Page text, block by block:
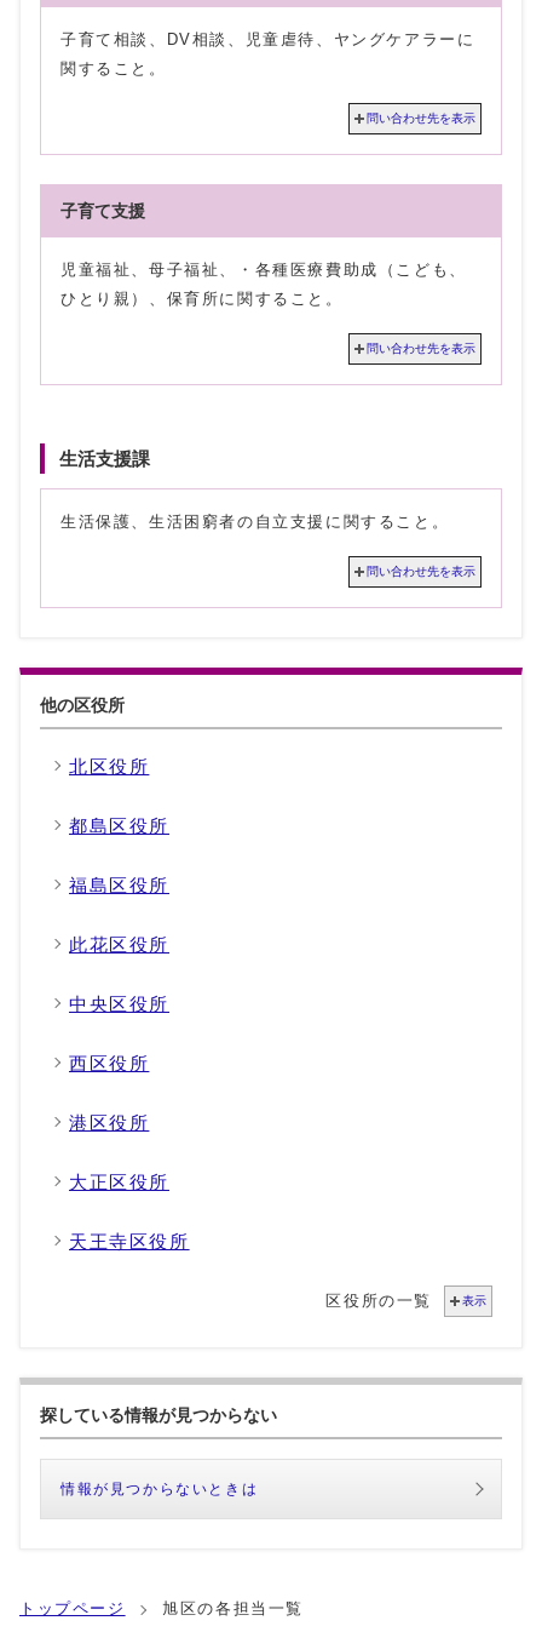
子育て相談、DV相談、児童虐待、ヤングケアラーに
関すること。
問い合わせ先を表示
子育て支援
児童福祉、母子福祉、・各種医療費助成（こども、
ひとり親）、保育所に関すること。
問い合わせ先を表示
生活支援課
生活保護、生活困窮者の自立支援に関すること。
問い合わせ先を表示
他の区役所
北区役所
都島区役所
福島区役所
此花区役所
中央区役所
西区役所
港区役所
大正区役所
天王寺区役所
区役所の一覧 表示
探している情報が見つからない
情報が見つからないときは
トップページ 旭区の各担当一覧